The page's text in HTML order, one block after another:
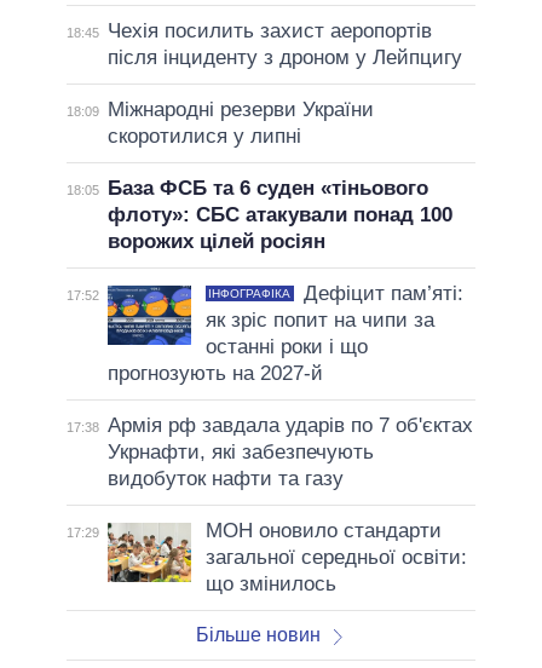
18:45
Чехія посилить захист аеропортів
після інциденту з дроном у Лейпцигу
18:09
Міжнародні резерви України
скоротилися у липні
18:05
База ФСБ та 6 суден «тіньового
флоту»: СБС атакували понад 100
ворожих цілей росіян
17:52 ІНФОГРАФІКА
Дефіцит пам’яті:
як зріс попит на чипи за
останні роки і що
прогнозують на 2027-й
17:38 Армія рф завдала ударів по 7 об'єктах
Укрнафти, які забезпечують
видобуток нафти та газу
17:29
МОН оновило стандарти
загальної середньої освіти:
що змінилось
Більше новин